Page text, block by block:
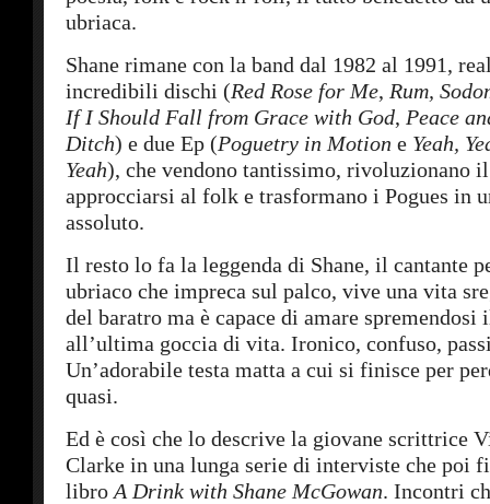
ubriaca.
Shane rimane con la band dal 1982 al 1991,
incredibili dischi (Red Rose for Me, Rum,
If I Should Fall from Grace with God, Peace
Ditch) e due Ep (Poguetry in Motion e Yeah,
Yeah), che vendono tantissimo, rivoluzionano
approcciarsi al folk e trasformano i Pogues in
assoluto.
Il resto lo fa la leggenda di Shane, il cantante
ubriaco che impreca sul palco, vive una vita
del baratro ma è capace di amare
all’ultima goccia di vita. Ironico, confuso,
Un’adorabile testa matta a cui si finisce per
quasi.
Ed è così che lo descrive la giovane scrittrice
Clarke in una lunga serie di interviste che poi
libro A Drink with Shane McGowan. Incontri